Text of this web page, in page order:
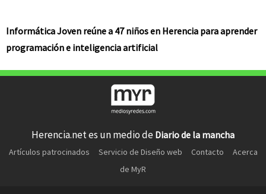
Informática Joven reúne a 47 niños en Herencia para aprender
programación e inteligencia artificial
Herencia.net es un medio de Diario de la mancha
Artículos patrocinados Servicio de Diseño web Contacto
Acerca
de MyR